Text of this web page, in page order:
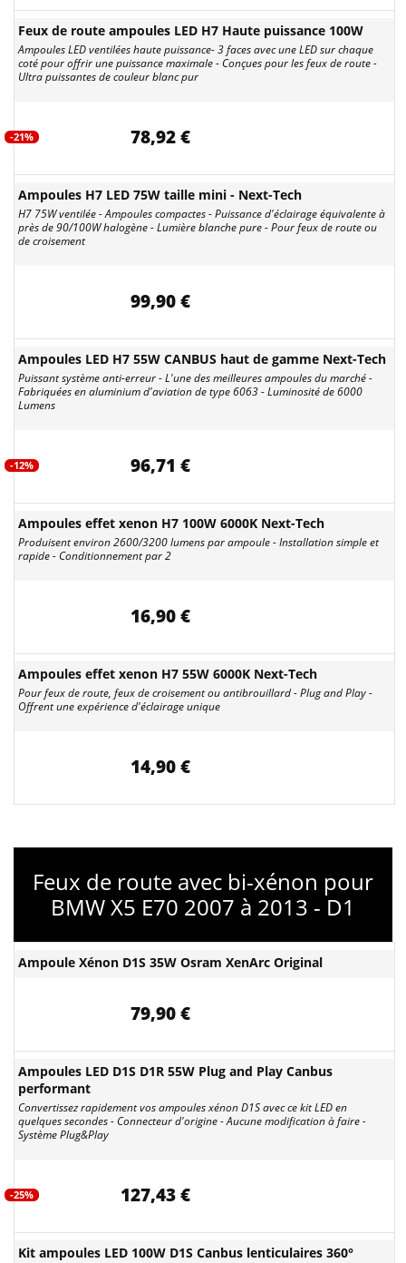
Feux de route ampoules LED H7 Haute puissance 100W
Ampoules LED ventilées haute puissance- 3 faces avec une LED sur chaque
coté pour offrir une puissance maximale - Conçues pour les feux de route -
Ultra puissantes de couleur blanc pur
-21% 78,92 €
Ampoules H7 LED 75W taille mini - Next-Tech
H7 75W ventilée - Ampoules compactes - Puissance d'éclairage équivalente à
près de 90/100W halogène - Lumière blanche pure - Pour feux de route ou
de croisement
99,90 €
Ampoules LED H7 55W CANBUS haut de gamme Next-Tech
Puissant système anti-erreur - L'une des meilleures ampoules du marché -
Fabriquées en aluminium d'aviation de type 6063 - Luminosité de 6000
Lumens
-12% 96,71 €
Ampoules effet xenon H7 100W 6000K Next-Tech
Produisent environ 2600/3200 lumens par ampoule - Installation simple et
rapide - Conditionnement par 2
16,90 €
Ampoules effet xenon H7 55W 6000K Next-Tech
Pour feux de route, feux de croisement ou antibrouillard - Plug and Play -
Offrent une expérience d'éclairage unique
14,90 €
Feux de route avec bi-xénon pour
BMW X5 E70 2007 à 2013 - D1
Ampoule Xénon D1S 35W Osram XenArc Original
79,90 €
Ampoules LED D1S D1R 55W Plug and Play Canbus
performant
Convertissez rapidement vos ampoules xénon D1S avec ce kit LED en
quelques secondes - Connecteur d'origine - Aucune modification à faire -
Système Plug&Play
-25% 127,43 €
Kit ampoules LED 100W D1S Canbus lenticulaires 360°